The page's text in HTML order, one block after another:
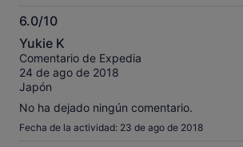
6.0/10
6.0
sobre
10
Yukie K
Comentario de Expedia
24 de ago de 2018
Japón
No ha dejado ningún comentario.
Fecha de la actividad: 23 de ago de 2018